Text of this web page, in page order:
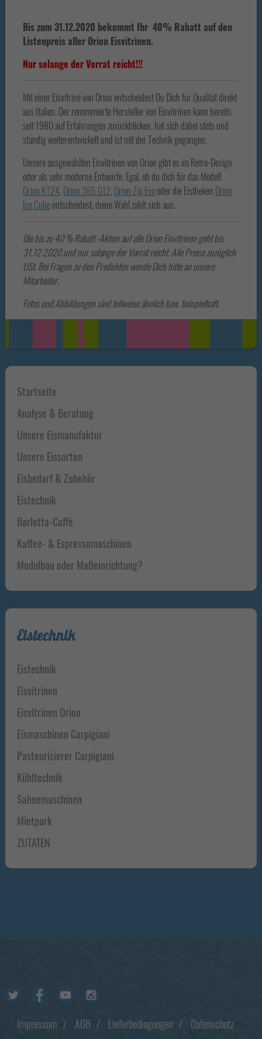
Bis zum 31.12.2020 bekommt Ihr 40% Rabatt auf den
Listenpreis aller Orion Eisvitrinen.
Nur solange der Vorrat reicht!!!
Mit einer Eisvitrine von Orion entscheidest Du Dich für Qualität direkt
aus Italien. Der renommierte Hersteller von Eisvitrinen kann bereits
seit 1980 auf Erfahrungen zurückblicken, hat sich dabei stets und
ständig weiterentwickelt und ist mit der Technik gegangen.
Unsere ausgewählten Eisvitrinen von Orion gibt es im Retro-Design
oder als sehr moderne Entwürfe. Egal, ob du dich für das Modell
Orion KT24, Orion 365 G12, Orion Zip Evooder die Eistheken Orion
Ice Cubeentscheidest, deine Wahl zahlt sich aus.
Die bis zu 40 % Rabatt -Aktion auf alle Orion Eisvitrinen geht bis
31.12.2020 und nur solange der Vorrat reicht. Alle Preise zuzüglich
USt. Bei Fragen zu den Produkten wende Dich bitte an unsere
Mitarbeiter.
Fotos und Abbildungen sind teilweise ähnlich bzw. beispielhaft.
Haupt-
Sidebar
Startseite
Analyse & Beratung
Unsere Eismanufaktur
Unsere Eissorten
Eisbedarf & Zubehör
Eistechnik
Barletta-Caffè
Kaffee- & Espressomaschinen
Modulbau oder Maßeinrichtung?
Eistechnik
Eistechnik
Eisvitrinen
Eisvitrinen Orion
Eismaschinen Carpigiani
Pasteurisierer Carpigiani
Kühltechnik
Sahnemaschinen
Mietpark
ZUTATEN
Footer
Impressum AGB Lieferbedingungen Datenschutz